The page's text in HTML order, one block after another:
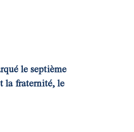
le septième
la fraternité, le